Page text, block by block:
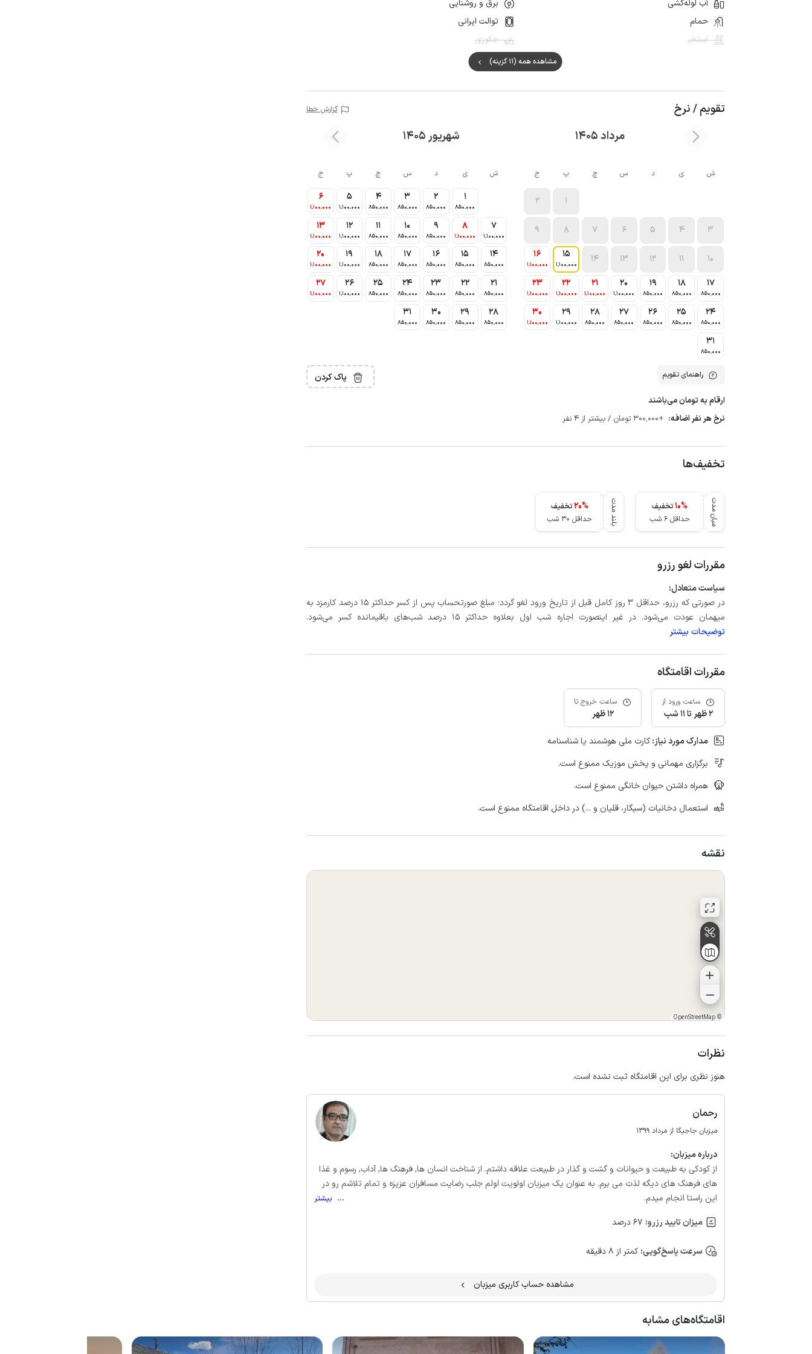
آب لوله‌کشی
برق و روشنایی
حمام
توالت ایرانی
استخر
جکوزی
مشاهده همه (11 گزینه)
تقویم / نرخ گزارش خطا
مرداد 1405 شهریور 1405
ش ی د س چ پ ج
1
2
3
4
5
6
7
8
9
10
11
12
13
14
15
1٬100٬000
16
1٬100٬000
17
850٬000
18
850٬000
19
850٬000
20
1٬100٬000
21
1٬100٬000
22
1٬100٬000
23
1٬100٬000
24
850٬000
25
850٬000
26
850٬000
27
850٬000
28
850٬000
29
1٬100٬000
30
1٬100٬000
31
850٬000
ش ی د س چ پ ج
1
850٬000
2
850٬000
3
850٬000
4
850٬000
5
1٬100٬000
6
1٬100٬000
7
1٬100٬000
8
1٬100٬000
9
850٬000
10
850٬000
11
850٬000
12
1٬100٬000
13
1٬100٬000
14
850٬000
15
850٬000
16
850٬000
17
850٬000
18
850٬000
19
1٬100٬000
20
1٬100٬000
21
850٬000
22
850٬000
23
850٬000
24
850٬000
25
850٬000
26
1٬100٬000
27
1٬100٬000
28
850٬000
29
850٬000
30
850٬000
31
850٬000
راهنمای تقویم پاک کردن
ارقام به تومان می‌باشند
نرخ هر نفر اضافه: +300٬000 تومان / بیشتر از 4 نفر
تخفیف‌ها
میان مدت 10%
تخفیف
حداقل 6 شب
بلند مدت 20%
تخفیف
حداقل 30 شب
مقررات لغو رزرو
سیاست متعادل:
در صورتی که رزرو، حداقل 3 روز کامل قبل از تاریخ ورود لغو گردد؛ مبلغ صورتحساب پس از کسر حداکثر 15 درصد کارمزد به
میهمان عودت می‌شود. در غیر اینصورت اجاره شب اول بعلاوه حداکثر 15 درصد شب‌های باقیمانده کسر می‌شود.
توضیحات بیشتر
مقررات اقامتگاه
ساعت ورود از
2 ظهر تا 11 شب
ساعت خروج تا
12 ظهر
مدارک مورد نیاز:کارت ملی هوشمند یا شناسنامه
برگزاری مهمانی و پخش موزیک ممنوع است.
همراه داشتن حیوان خانگی ممنوع است.
استعمال دخانیات (سیگار، قلیان و ...) در داخل اقامتگاه ممنوع است.
نقشه
©
OpenStreetMap
نظرات
هنوز نظری برای این اقامتگاه ثبت نشده است.
رحمان
میزبان جاجیگا از مرداد 1399
درباره‌ میزبان:
از کودکی به طبیعت و حیوانات و گشت و گذار در طبیعت علاقه داشتم. از شناخت انسان ها, فرهنگ ها, آداب, رسوم و غذا
های فرهنگ های دیگه لذت می برم. به عنوان یک میزبان اولویت اولم جلب رضایت مسافران عزیزه و تمام تلاشم رو در
این راستا انجام میدم.
... بیشتر
میزان تایید رزرو: 67 درصد
سرعت پاسخ‌گویی: کمتر از 8 دقیقه
مشاهده حساب کاربری میزبان
اقامتگاه‌های مشابه